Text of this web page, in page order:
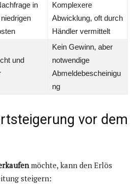
in
Komplexere
Abwicklung, oft durch
Händler vermittelt
und
Kein Gewinn, aber
notwendige
Abmeldebescheinigu
ng
vor dem
möchte, kann den Erlös
steigern: